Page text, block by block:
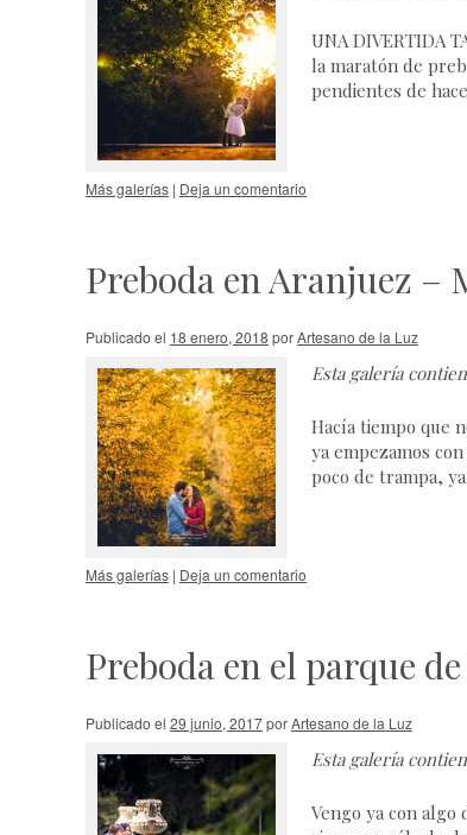
UNA DIVERTIDA
la maratón de
pendientes de
Más galerías | Deja un comentario
Preboda en Aranjuez –
Publicado el 18 enero, 2018 porArtesano de la Luz
Esta galería
Hacía tiempo que
ya empezamos
poco de trampa,
Más galerías | Deja un comentario
Preboda en el parque
Publicado el 29 junio, 2017porArtesano de la Luz
Esta galería
Vengo ya con